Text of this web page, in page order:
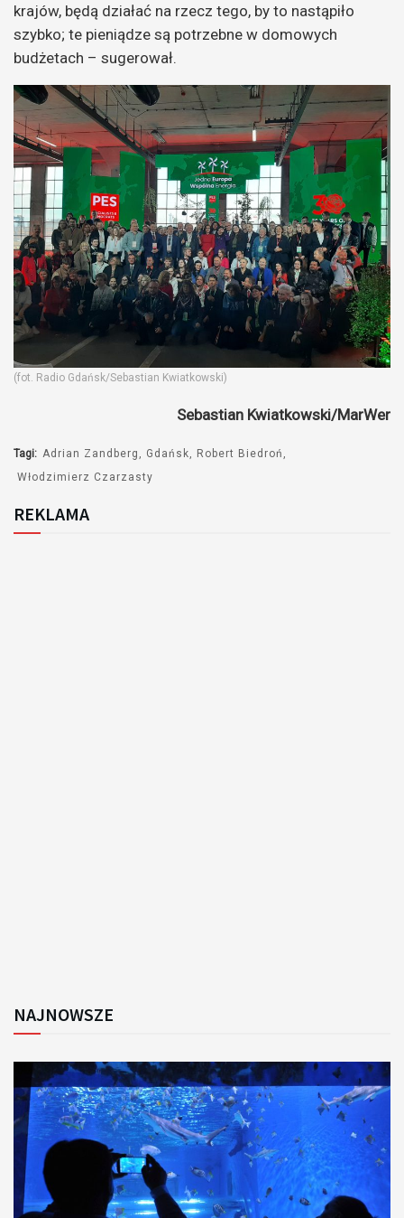
krajów, będą działać na rzecz tego, by to nastąpiło
szybko; te pieniądze są potrzebne w domowych
budżetach – sugerował.
(fot. Radio Gdańsk/Sebastian Kwiatkowski)
Sebastian Kwiatkowski/MarWer
Tagi: Adrian Zandberg Gdańsk
Robert Biedroń
Włodzimierz Czarzasty
REKLAMA
NAJNOWSZE